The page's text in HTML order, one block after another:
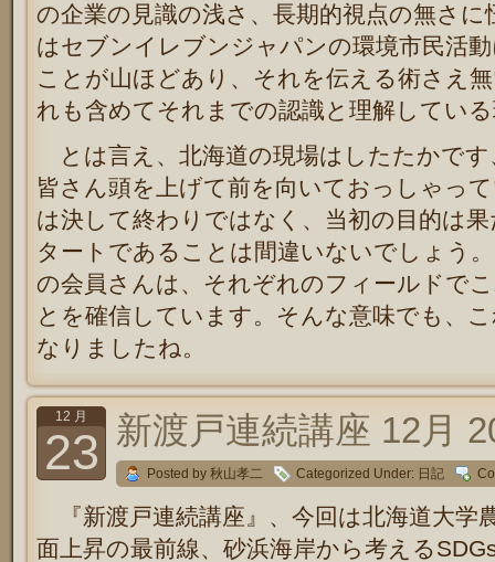
の企業の見識の浅さ、長期的視点の無さ
はセブンイレブンジャパンの環境市民活
ことが山ほどあり、それを伝える術さえ
れも含めてそれまでの認識と理解してい
とは言え、北海道の現場はしたたかです
皆さん頭を上げて前を向いておっしゃっ
は決して終わりではなく、当初の目的は
タートであることは間違いないでしょう
の会員さんは、それぞれのフィールドで
とを確信しています。そんな意味でも、
なりましたね。
12 月
23 新渡戸連続講座 12月
Posted by 秋山孝二 Categorized Under: 日記
『新渡戸連続講座』、今回は北海道大学
面上昇の最前線、砂浜海岸から考える